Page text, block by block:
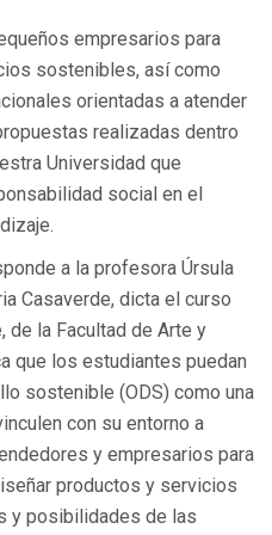
empresarios para
sostenibles, así como
orientadas a atender
realizadas dentro
Universidad que
social en el
a la profesora Úrsula
Casaverde, dicta el curso
la Facultad de Arte y
que los estudiantes puedan
sostenible (ODS) como una
con su entorno a
y empresarios para
productos y servicios
y posibilidades de las